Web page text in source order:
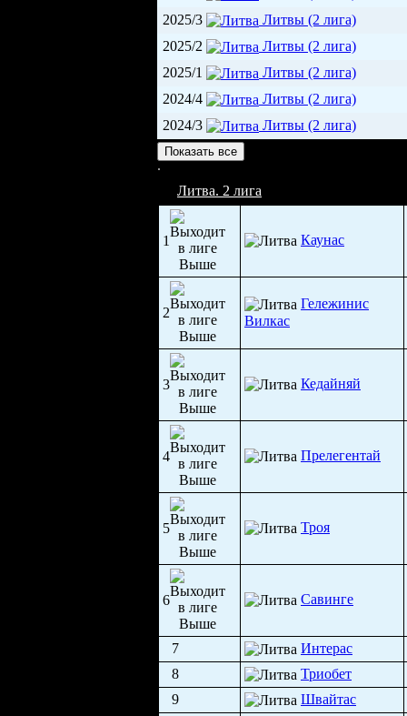
2025/3
Литвы (2 лига)
2025/2
Литвы (2 лига)
2025/1
Литвы (2 лига)
2024/4
Литвы (2 лига)
2024/3
Литвы (2 лига)
Показать все
Олимпия арена (1 700)
Литва. 2 лига
1 Каунас
2
Гележинис
Вилкас
3 Кедайняй
4 Прелегентай
5 Троя
6 Савинге
7
Интерас
8
Триобет
9
Швайтас